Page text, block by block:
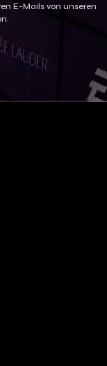
E-Mails von unseren